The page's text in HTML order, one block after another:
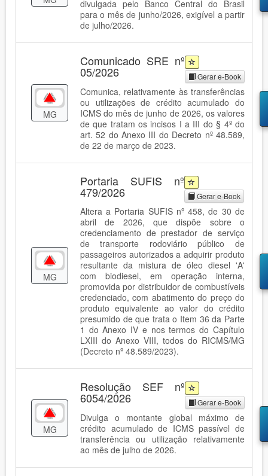
divulgada pelo Banco Central do Brasil
para o mês de junho/2026, exigível a partir
de julho/2026.
MG
Comunicado SRE nº
05/2026 Gerar e-Book
Comunica, relativamente às transferências
ou utilizações de crédito acumulado do
ICMS do mês de junho de 2026, os valores
de que tratam os incisos I a III do § 4º do
art. 52 do Anexo III do Decreto nº 48.589,
de 22 de março de 2023.
MG
Portaria SUFIS nº
479/2026 Gerar e-Book
Altera a Portaria SUFIS nº 458, de 30 de
abril de 2026, que dispõe sobre o
credenciamento de prestador de serviço
de transporte rodoviário público de
passageiros autorizados a adquirir produto
resultante da mistura de óleo diesel 'A'
com biodiesel, em operação interna,
promovida por distribuidor de combustíveis
credenciado, com abatimento do preço do
produto equivalente ao valor do crédito
presumido de que trata o Item 36 da Parte
1 do Anexo IV e nos termos do Capítulo
LXIII do Anexo VIII, todos do RICMS/MG
(Decreto nº 48.589/2023).
MG
Resolução SEF nº
6054/2026 Gerar e-Book
Divulga o montante global máximo de
crédito acumulado de ICMS passível de
transferência ou utilização relativamente
ao mês de julho de 2026.